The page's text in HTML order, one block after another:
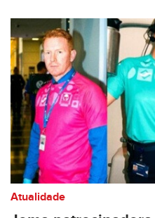
Atualidade